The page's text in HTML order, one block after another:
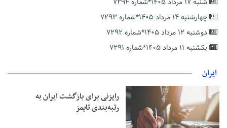
بخش دوم گفت‌وگوی پزشکیان با مردم امشب پخش می‌شود
جزئیات فعال‌سازی «کیف پول ایران» اعلام شد
حمایت از مرزنشینان نباید به زیان تولید باشد/مواد اولیه با کولبری
وارد شود
امیر اکرمی‌نیا: ارتش کاملاً آماده است
شنبه ۱۷ مرداد ۱۴۰۵*شماره ۷۲۹۴
چهارشنبه ۱۴ مرداد ۱۴۰۵*شماره ۷۲۹۳
دوشنبه ۱۲ مرداد ۱۴۰۵*شماره ۷۲۹۲
یکشنبه ۱۱ مرداد ۱۴۰۵*شماره ۷۲۹۱
ایران
رایزنی برای بازگشت ایران به
رتبه‌بندی تایمز